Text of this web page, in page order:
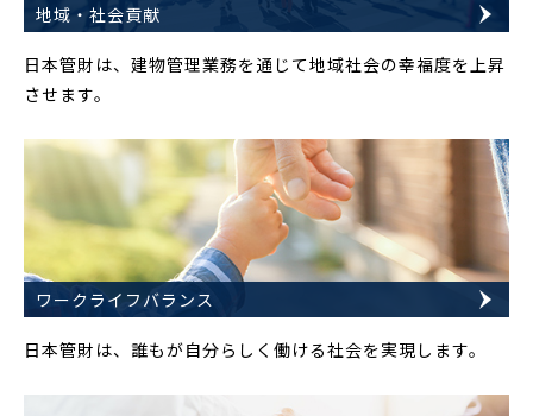
地域・社会貢献
日本管財は、建物管理業務を通じて地域社会の幸福度を上昇
させます。
ワークライフバランス
日本管財は、誰もが自分らしく働ける社会を実現します。